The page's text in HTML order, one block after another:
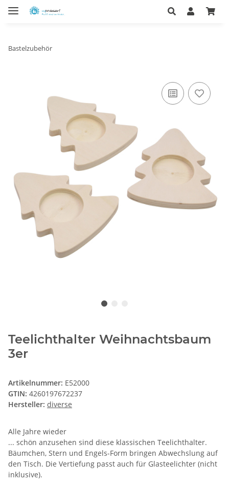
Bastelzubehör
Teelichthalter Weihnachtsbaum
3er
Artikelnummer: E52000
GTIN: 4260197672237
Hersteller: diverse
Alle Jahre wieder
... schön anzusehen sind diese klassischen Teelichthalter.
Bäumchen, Stern und Engels-Form bringen Abwechslung auf
den Tisch. Die Vertiefung passt auch für Glasteelichter (nicht
inklusive).